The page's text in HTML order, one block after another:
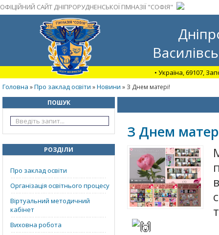
ОФІЦІЙНИЙ САЙТ ДНІПРОРУДНЕНСЬКОЇ ГІМНАЗІЇ "СОФІЯ"
• Україна, 69107,
Головна »Про заклад освіти »Новини » З Днем матері!
ПОШУК
РОЗДІЛИ
Про заклад освіти
Організація освітнього процесу
Віртуальний методичний
кабінет
Виховна робота
З Днем